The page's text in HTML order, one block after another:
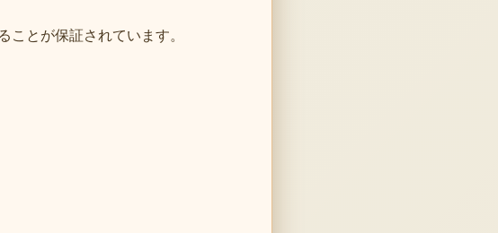
ことが保証されています。